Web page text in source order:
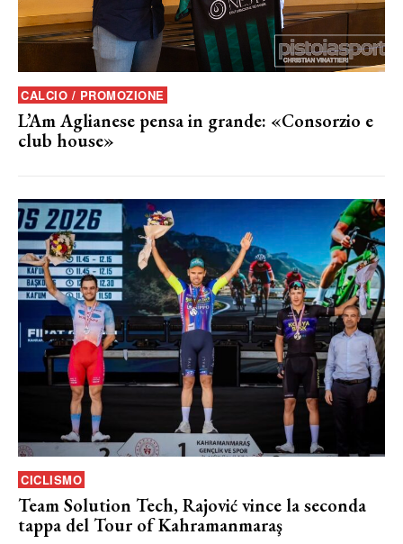
CALCIO / PROMOZIONE
L’Am Aglianese pensa in grande: «Consorzio e
club house»
CICLISMO
Team Solution Tech, Rajović vince la seconda
tappa del Tour of Kahramanmaraş